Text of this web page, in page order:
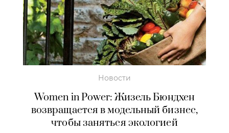
Новости
Women in Power: Жизель Бюндхен
возвращается в модельный бизнес,
чтобы заняться экологией